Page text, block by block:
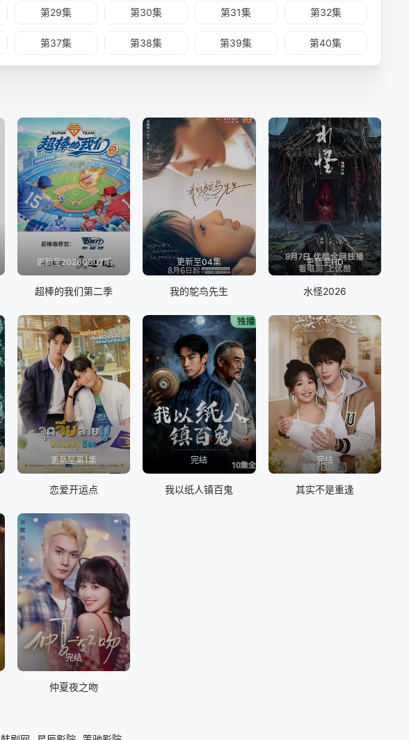
第29集 第30集 第31集 第32集
第37集 第38集 第39集 第40集
更新至20260807期
超棒的我们第二季
更新至04集
我的鸵鸟先生
更新至HD
水怪2026
更新至第1集
恋爱开运点
完结
我以纸人镇百鬼
完结
其实不是重逢
完结
仲夏夜之吻